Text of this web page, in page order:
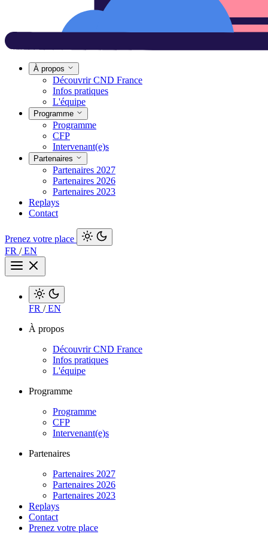
À propos
Découvrir CND France
Infos pratiques
L'équipe
Programme
Programme
CFP
Intervenant(e)s
Partenaires
Partenaires 2027
Partenaires 2026
Partenaires 2023
Replays
Contact
Prenez votre place
FR /EN
FR /EN
À propos
Découvrir CND France
Infos pratiques
L'équipe
Programme
Programme
CFP
Intervenant(e)s
Partenaires
Partenaires 2027
Partenaires 2026
Partenaires 2023
Replays
Contact
Prenez votre place